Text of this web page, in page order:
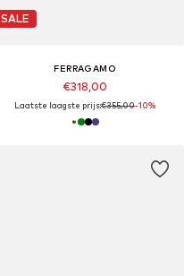
SALE
FERRAGAMO
€318,00
Laatste laagste prijs:€355,00-10%